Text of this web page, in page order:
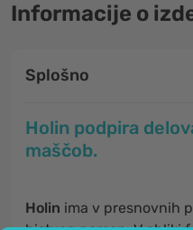
Informacije o
Splošno
Holin podpira
maščob.
Holin ima v presnovnih